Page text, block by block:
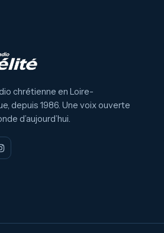
chrétienne en Loire-
depuis 1986. Une voix ouverte
d’aujourd’hui.